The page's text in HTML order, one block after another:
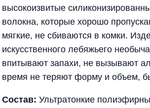
высокоизвитые
волокна, которые хорошо
мягкие, не сбиваются в комки.
искусственного лебяжьего
впитывают запахи, не вызывают
время не теряют форму и объем,
Состав: Ультратонкие